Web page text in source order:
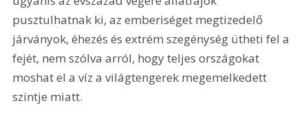
pusztulhatnak ki, az emberiséget megtizedelő
járványok, éhezés és extrém szegénység ütheti fel a
fejét, nem szólva arról, hogy teljes országokat
moshat el a víz a világtengerek megemelkedett
szintje miatt.